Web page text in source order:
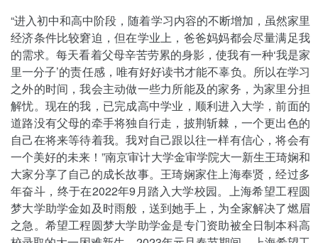
“进入初中和高中阶段，随着学习内容的不断增加，虽然家里
经济条件比较窘迫，但在学业上，爸爸妈妈都会尽量满足我
的需求。每天看着父母辛苦劳累的身影，使我有一种‘我是家
里一分子’的责任感，唯有好好读书才能不辜负。所以在学习
之外的时间，我会主动做一些力所能及的家务，为家里分担
解忧。现在的我，已完成高中学业，顺利进入大学，前面的
道路没有父母的牵手将独自行走，披荆斩棘，一个更出色的
自己在将来等待着我。我对自己跟以往一样有信心，将会有
一个美好的未来！”南京审计大学金审学院大一新生王琦娴和
大家分享了自己的成长故事。王琦娴家住上海奉贤，经过多
年奋斗，终于在2022年9月踏入大学校园。上海希望工程圆
梦大学助学金如及时雨般，送到她手上，为全家解决了燃眉
之急。希望工程圆梦大学助学金是专门资助被全日制本科高